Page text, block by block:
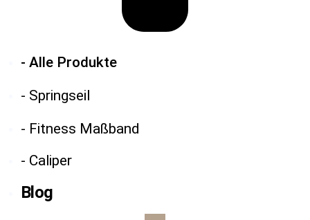
- Alle Produkte
- Springseil
- Fitness Maßband
- Caliper
Blog